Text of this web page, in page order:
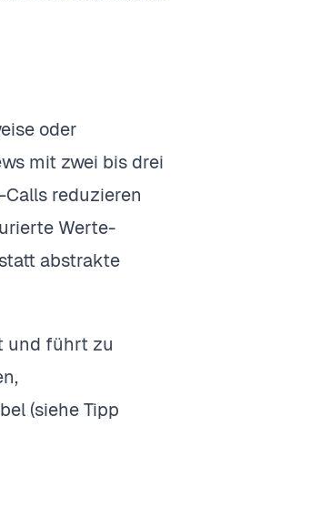
oder
mit zwei bis drei
reduzieren
Werte-
abstrakte
und führt zu
(siehe Tipp